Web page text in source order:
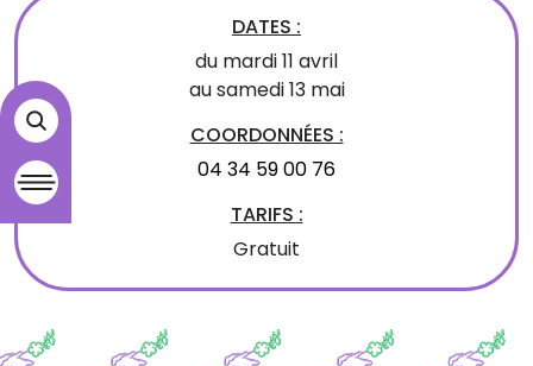
DATES :
du mardi 11 avril
au samedi 13 mai
COORDONNÉES :
04 34 59 00 76
TARIFS :
Gratuit